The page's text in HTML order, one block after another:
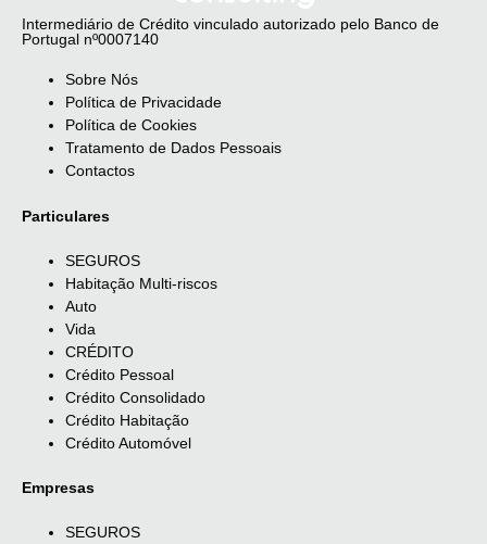
Intermediário de Crédito vinculado autorizado pelo Banco de
Portugal nº0007140
Sobre Nós
Política de Privacidade
Política de Cookies
Tratamento de Dados Pessoais
Contactos
Particulares
SEGUROS
Habitação Multi-riscos
Auto
Vida
CRÉDITO
Crédito Pessoal
Crédito Consolidado
Crédito Habitação
Crédito Automóvel
Empresas
SEGUROS